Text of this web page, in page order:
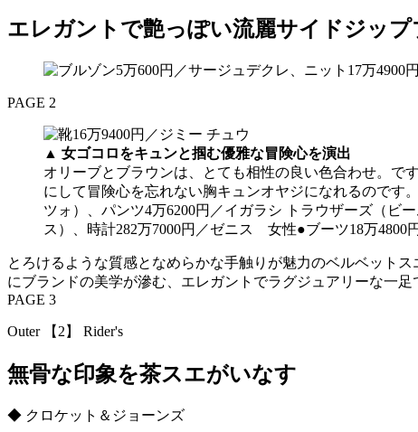
エレガントで艶っぽい流麗サイドジップ
PAGE 2
▲ 女ゴコロをキュンと掴む優雅な冒険心を演出
オリーブとブラウンは、とても相性の良い色合わせ。で
にして冒険心を忘れない胸キュンオヤジになれるのです
ツォ）、パンツ4万6200円／イガラシ トラウザーズ（ビ
ス）、時計282万7000円／ゼニス 女性●ブーツ18万4800
とろけるような質感となめらかな手触りが魅力のベルベット
にブランドの美学が滲む、エレガントでラグジュアリーな一足
PAGE 3
Outer 【2】 Rider's
無骨な印象を茶スエがいなす
◆ クロケット＆ジョーンズ